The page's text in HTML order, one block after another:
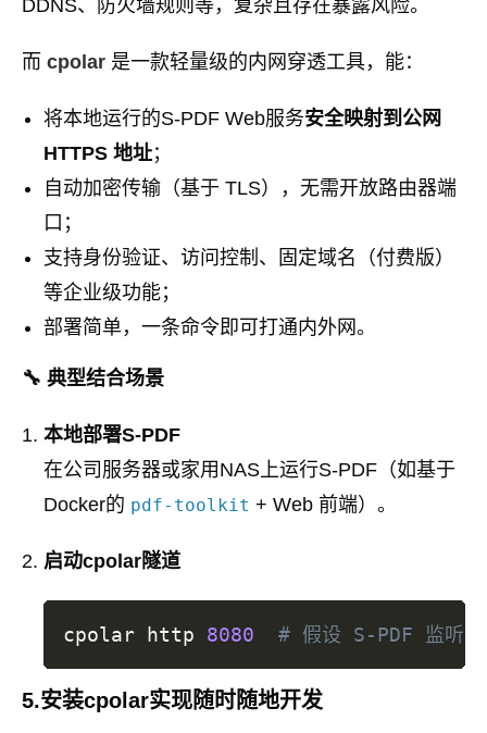
DDNS、防火墙规则等，复杂且存在暴露风险。
而 cpolar 是一款轻量级的内网穿透工具，能：
将本地运行的S-PDF Web服务安全映射到公网
HTTPS 地址；
自动加密传输（基于 TLS），无需开放路由器端
口；
支持身份验证、访问控制、固定域名（付费版）
等企业级功能；
部署简单，一条命令即可打通内外网。
🔧 典型结合场景
本地部署S-PDF
在公司服务器或家用NAS上运行S-PDF（如基于
Docker的 pdf-toolkit + Web 前端）。
启动cpolar隧道
cpolar http 8080 # 假设 S-PDF 监听
5.安装cpolar实现随时随地开发